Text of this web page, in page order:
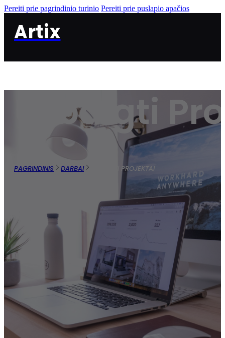
Pereiti prie pagrindinio turinio Pereiti prie puslapio apačios
Artix
Užbaigti
PAGRINDINIS DARBAI UŽBAIGTI PROJEKTAI